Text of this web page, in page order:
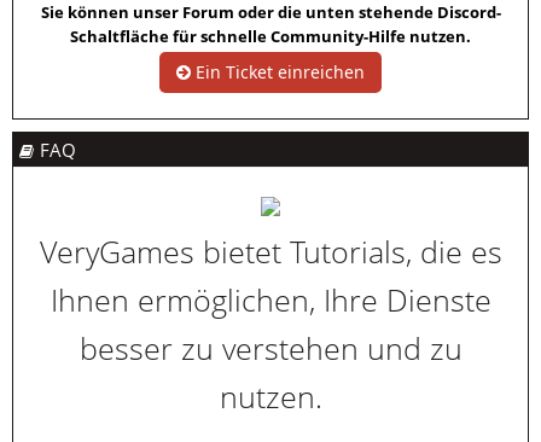
Sie können unser Forum oder die unten stehende Discord-
Schaltfläche für schnelle Community-Hilfe nutzen.
Ein Ticket einreichen
FAQ
VeryGames bietet Tutorials, die es
Ihnen ermöglichen, Ihre Dienste
besser zu verstehen und zu
nutzen.